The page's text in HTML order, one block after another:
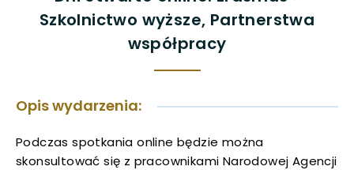
uwaga, link otwiera się w nowej karcie
uwaga, link otwiera się w nowej karcie
uwaga, link otwiera się w nowej karcie
Szkolnictwo wyższe, Partnerstwa
współpracy
Opis wydarzenia:
Podczas spotkania online będzie można
skonsultować się z pracownikami Narodowej Agencji